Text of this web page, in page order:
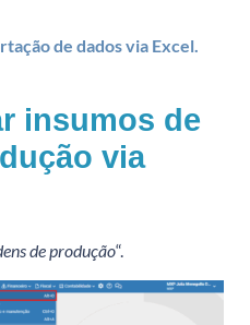
de dados via Excel.
insumos de
via
de produção“.